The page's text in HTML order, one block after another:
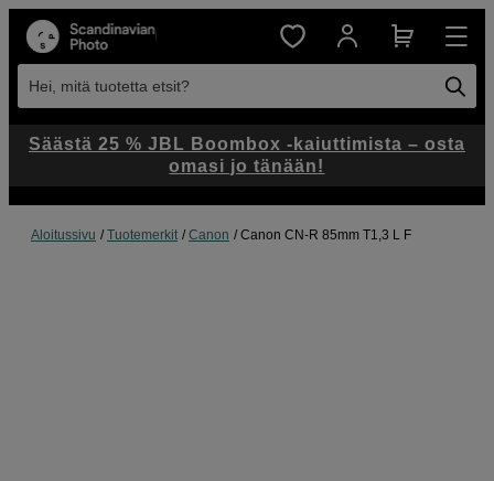
Hei, mitä tuotetta etsit?
Aloitussivu Tuotemerkit Canon Canon CN-R 85mm T1,3 L F
Säästä 25 % JBL Boombox -kaiuttimista – osta
omasi jo tänään!